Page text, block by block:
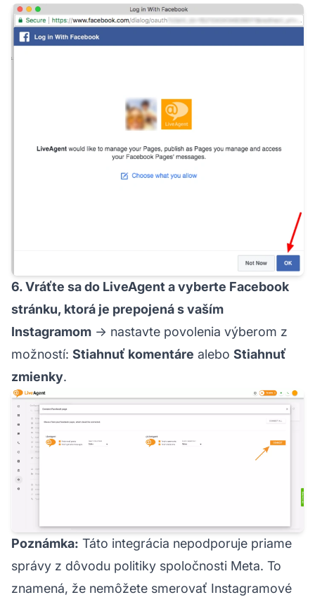
6. Vráťte sa do LiveAgent a vyberte Facebook
stránku, ktorá je prepojená s vaším
Instagramom → nastavte povolenia výberom z
možností: Stiahnuť komentáre alebo Stiahnuť
zmienky.
Poznámka: Táto integrácia nepodporuje priame
správy z dôvodu politiky spoločnosti Meta. To
znamená, že nemôžete smerovať Instagramové